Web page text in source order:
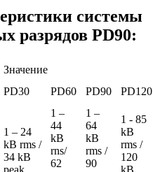
системы
разрядов PD90:
Значение
PD30
PD60 PD90 PD120
1 – 24
kВ rms /
34 kВ
peak
1 –
44
kВ
rns/
62
1 –
64
kВ
rms /
90
1 - 85
kВ
rms /
120
kВ